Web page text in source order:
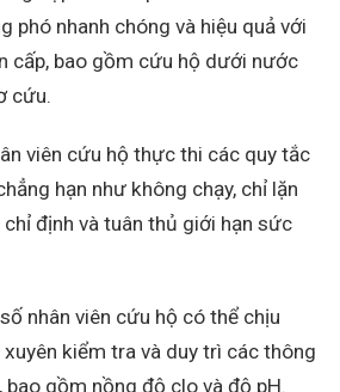
phó nhanh chóng và hiệu quả với
cấp, bao gồm cứu hộ dưới nước
cứu.
viên cứu hộ thực thi các quy tắc
hạn như không chạy, chỉ lặn
định và tuân thủ giới hạn sức
nhân viên cứu hộ có thể chịu
kiểm tra và duy trì các thông
gồm nồng độ clo và độ pH.